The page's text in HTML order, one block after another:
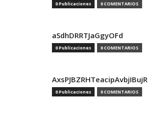
0 Publicaciones 0 COMENTARIOS
aSdhDRRTJaGgyOFd
0 Publicaciones 0 COMENTARIOS
AxsPJBZRHTeacipAvbjIBujR
0 Publicaciones 0 COMENTARIOS